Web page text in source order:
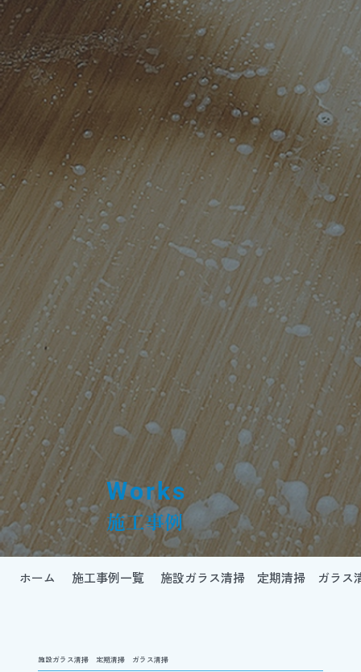
Works
施工事例
ホーム 施工事例一覧 施設ガラス清掃 定期清掃 ガラス
施設ガラス清掃 定期清掃 ガラス清掃